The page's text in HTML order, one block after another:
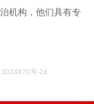
机构，他们具有专
号-24